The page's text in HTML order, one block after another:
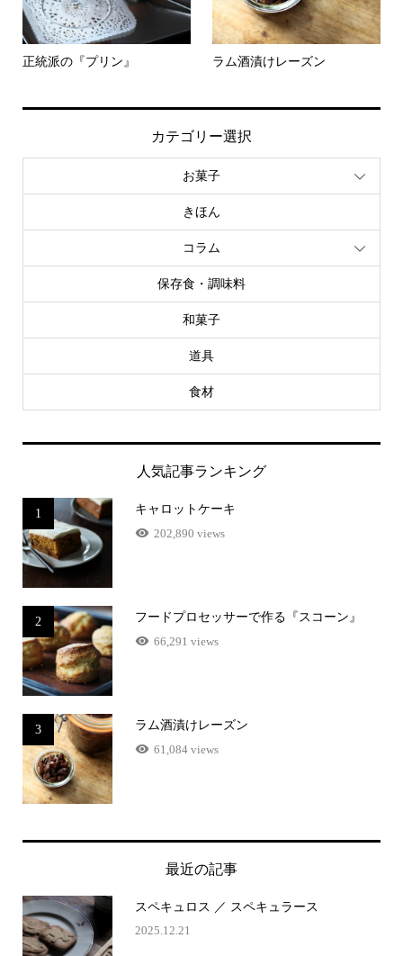
正統派の『プリン』 ラム酒漬けレーズン
カテゴリー選択
お菓子
きほん
コラム
保存食・調味料
和菓子
道具
食材
人気記事ランキング
1
キャロットケーキ
202,890 views
2
フードプロセッサーで作る『スコーン』
66,291 views
3
ラム酒漬けレーズン
61,084 views
最近の記事
スペキュロス ／ スペキュラース
2025.12.21